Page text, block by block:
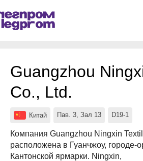
Guangzhou
Co., Ltd.
Китай Пав. 3, Зал 13 D19-1
Компания Guangzhou Ningxin
расположена в Гуанчжоу, городе-
Кантонской ярмарки. Ningxin,